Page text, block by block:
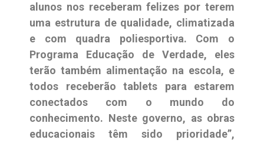
alunos nos receberam felizes por terem
uma estrutura de qualidade, climatizada
e com quadra poliesportiva. Com o
Programa Educação de Verdade, eles
terão também alimentação na escola, e
todos receberão tablets para estarem
conectados com o mundo do
conhecimento. Neste governo, as obras
educacionais têm sido prioridade”,